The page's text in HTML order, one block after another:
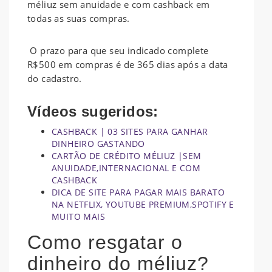
méliuz sem anuidade e com cashback em
todas as suas compras.
O prazo para que seu indicado complete
R$500 em compras é de 365 dias após a data
do cadastro.
Vídeos sugeridos:
CASHBACK | 03 SITES PARA GANHAR
DINHEIRO GASTANDO
CARTÃO DE CRÉDITO MÉLIUZ |SEM
ANUIDADE,INTERNACIONAL E COM
CASHBACK
DICA DE SITE PARA PAGAR MAIS BARATO
NA NETFLIX, YOUTUBE PREMIUM,SPOTIFY E
MUITO MAIS
Como resgatar o
dinheiro do méliuz?